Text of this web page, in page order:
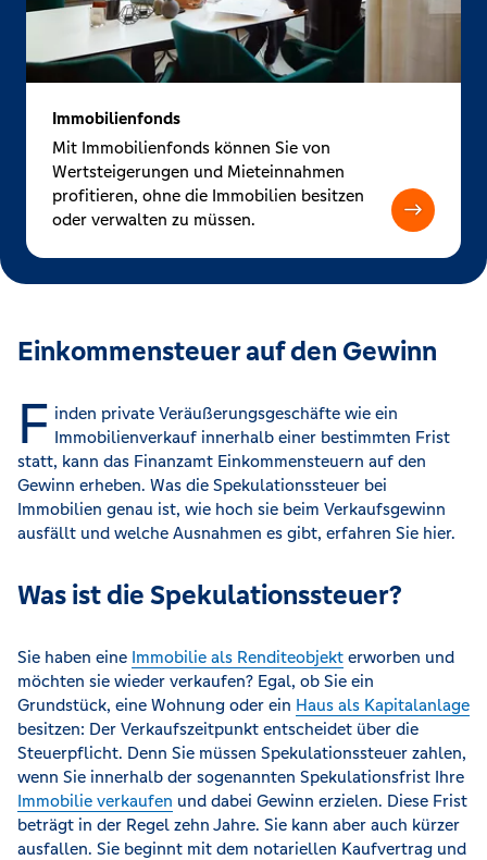
Immobilienfonds
Mit Immobilienfonds können Sie von
Wertsteigerungen und Mieteinnahmen
profitieren, ohne die Immobilien besitzen
oder verwalten zu müssen.
Einkommensteuer auf den Gewinn
F inden private Veräußerungsgeschäfte wie ein
Immobilienverkauf innerhalb einer bestimmten Frist
statt, kann das Finanzamt Einkommensteuern auf den
Gewinn erheben. Was die Spekulationssteuer bei
Immobilien genau ist, wie hoch sie beim Verkaufsgewinn
ausfällt und welche Ausnahmen es gibt, erfahren Sie hier.
Was ist die Spekulationssteuer?
Sie haben eine Immobilie als Renditeobjekt erworben und
möchten sie wieder verkaufen? Egal, ob Sie ein
Grundstück, eine Wohnung oder ein Haus als Kapitalanlage
besitzen: Der Verkaufszeitpunkt entscheidet über die
Steuerpflicht. Denn Sie müssen Spekulationssteuer zahlen,
wenn Sie innerhalb der sogenannten Spekulationsfrist Ihre
Immobilie verkaufen und dabei Gewinn erzielen. Diese Frist
beträgt in der Regel zehn Jahre. Sie kann aber auch kürzer
ausfallen. Sie beginnt mit dem notariellen Kaufvertrag und